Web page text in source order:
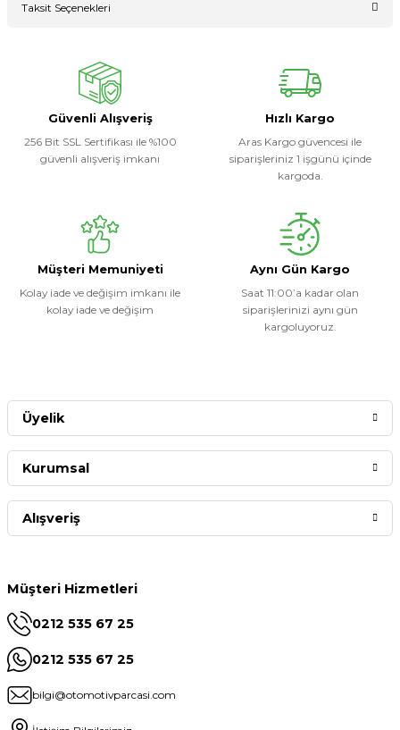
Taksit Seçenekleri
Güvenli Alışveriş
256 Bit SSL Sertifikası ile %100
güvenli alışveriş imkanı
Hızlı Kargo
Aras Kargo güvencesi ile
siparişleriniz 1 işgünü içinde
kargoda.
Müşteri Memuniyeti
Kolay iade ve değişim imkanı ile
kolay iade ve değişim
Aynı Gün Kargo
Saat 11:00’a kadar olan
siparişlerinizi aynı gün
kargoluyoruz.
Müşteri Hizmetleri
0212 535 67 25
0212 535 67 25
bilgi@otomotivparcasi.com
Üyelik
Kurumsal
Alışveriş